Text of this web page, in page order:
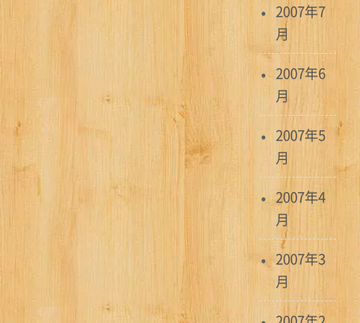
2007年7
月
2007年6
月
2007年5
月
2007年4
月
2007年3
月